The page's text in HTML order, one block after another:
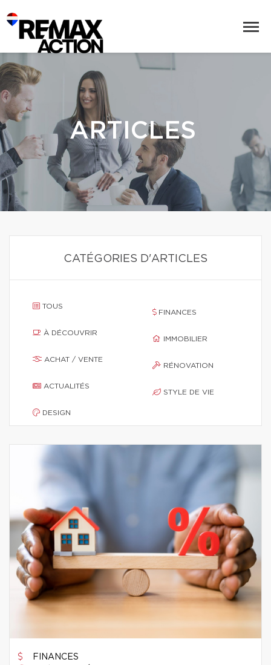
ARTICLES
CATÉGORIES D'ARTICLES
TOUS
À DÉCOUVRIR
ACHAT / VENTE
ACTUALITÉS
DESIGN
FINANCES
IMMOBILIER
RÉNOVATION
STYLE DE VIE
FINANCES